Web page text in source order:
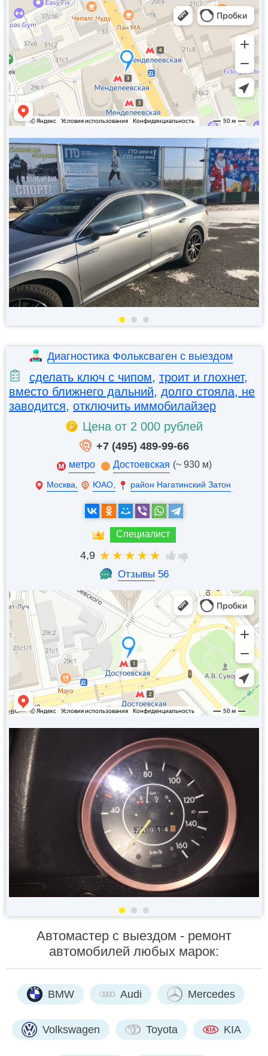
Диагностика Фольксваген с выездом
сделать ключ с чипом, троит и глохнет,
вместо ближнего дальний, долго стояла, не
заводится, отключить иммобилайзер
Цена от 2 000 рублей
+7 (495) 489-99-66
метро Достоевская (~ 930 м)
Москва, ЮАО, район Нагатинский Затон
Специалист
4,9
Отзывы 56
Автомастер с выездом - ремонт
автомобилей любых марок:
BMW Audi Mercedes
Volkswagen Toyota KIA